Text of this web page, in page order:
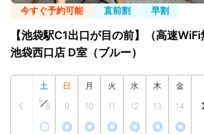
今すぐ予約可能 直前割 早割
【池袋駅C1出口が目の前】（高速WiFi
池袋西口店 D室（ブルー）
土
8
8
〇
日
9
◎
月
10
◎
火
11
◎
水
12
◎
木
13
◎
金
14
◎